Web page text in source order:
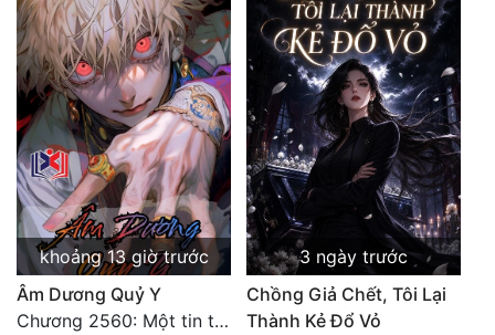
khoảng 13 giờ trước
Âm Dương Quỷ Y
Chương 2560: Một tin tức quan trọng
3 ngày trước
Chồng Giả Chết, Tôi Lại
Thành Kẻ Đổ Vỏ